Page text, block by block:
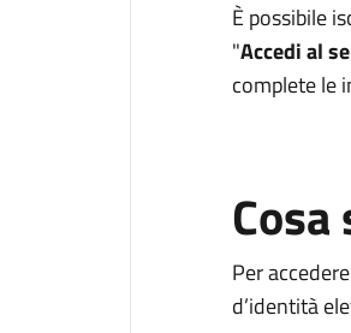
È possibile
"Accedi al
complete le
Cosa
Per
d’identità